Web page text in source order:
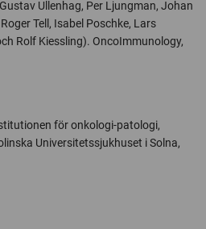
Ullenhag, Per Ljungman, Johan
Tell, Isabel Poschke, Lars
Rolf Kiessling). OncoImmunology,
för onkologi-patologi,
Universitetssjukhuset i Solna,